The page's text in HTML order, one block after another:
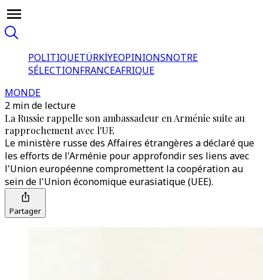
POLITIQUETÜRKİYEOPINIONSNOTRE
SÉLECTIONFRANCEAFRIQUE
MONDE
2 min de lecture
La Russie rappelle son ambassadeur en Arménie suite au
rapprochement avec l'UE
Le ministère russe des Affaires étrangères a déclaré que
les efforts de l'Arménie pour approfondir ses liens avec
l'Union européenne compromettent la coopération au
sein de l'Union économique eurasiatique (UEE).
Partager